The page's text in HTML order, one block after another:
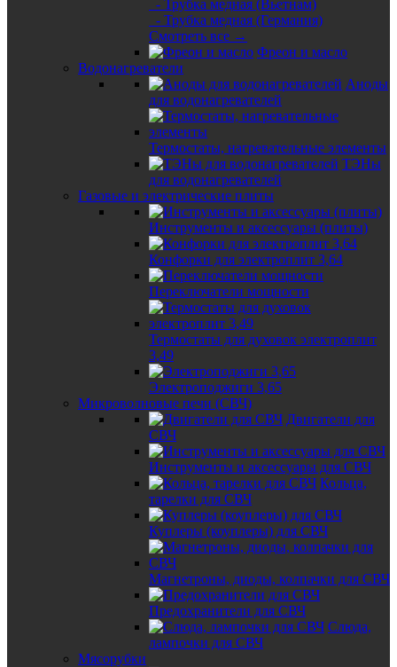
- Трубка медная (Вьетнам)
- Трубка медная (Германия)
Смотреть все →
Фреон и масло
Водонагреватели
Аноды
для водонагревателей
Термостаты, нагревательные элементы
ТЭНы
для водонагревателей
Газовые и электрические плиты
Инструменты и аксессуары (плиты)
Конфорки для электроплит 3,64
Переключатели мощности
Термостаты для духовок электроплит
3,49
Электроподжиги 3,65
Микроволновые печи (СВЧ)
Двигатели для
СВЧ
Инструменты и аксессуары для СВЧ
Кольца,
тарелки для СВЧ
Куплеры (коуплеры) для СВЧ
Магнетроны, диоды, колпачки для СВЧ
Предохранители для СВЧ
Слюда,
лампочки для СВЧ
Мясорубки